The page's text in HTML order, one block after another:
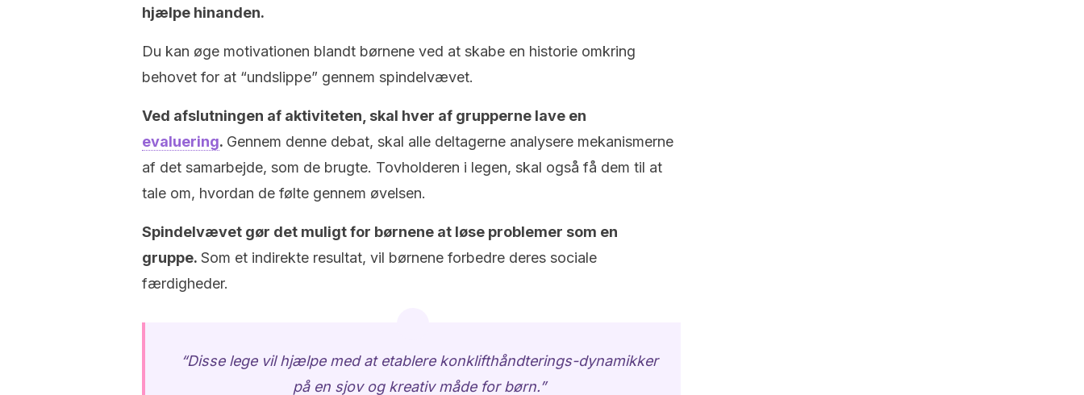
hjælpe hinanden.
Du kan øge motivationen blandt børnene ved at skabe en historie omkring
behovet for at “undslippe” gennem spindelvævet.
Ved afslutningen af aktiviteten, skal hver af grupperne lave en
evaluering. Gennem denne debat, skal alle deltagerne analysere mekanismerne
af det samarbejde, som de brugte. Tovholderen i legen, skal også få dem til at
tale om, hvordan de følte gennem øvelsen.
Spindelvævet gør det muligt for børnene at løse problemer som en
gruppe. Som et indirekte resultat, vil børnene forbedre deres sociale
færdigheder.
“Disse lege vil hjælpe med at etablere konklifthåndterings-dynamikker
på en sjov og kreativ måde for børn.”